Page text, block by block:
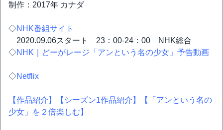
制作：2017年 カナダ
◇NHK番組サイト
2020.09.06スタート 23：00-24：00 NHK総合
◇NHK｜どーがレージ「アンという名の少女」予告動画
◇Netflix
【作品紹介】 【シーズン1作品紹介】
【「アンという名の
少女」を２倍楽しむ】